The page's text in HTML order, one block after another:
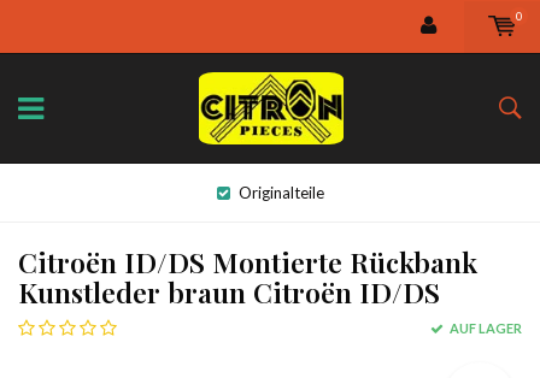
0
Originalteile
Citroën ID/DS Montierte Rückbank
Kunstleder braun Citroën ID/DS
AUF LAGER